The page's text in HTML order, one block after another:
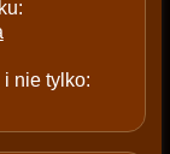
nie tylko: